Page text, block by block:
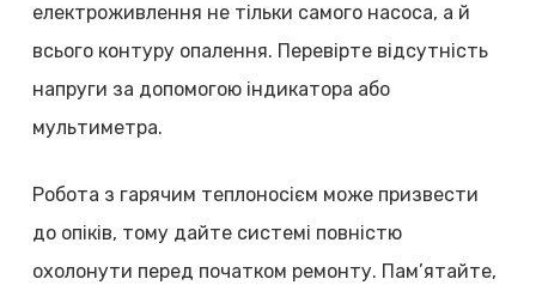
електроживлення не тільки самого насоса, а й
всього контуру опалення. Перевірте відсутність
напруги за допомогою індикатора або
мультиметра.
Робота з гарячим теплоносієм може призвести
до опіків, тому дайте системі повністю
охолонути перед початком ремонту. Пам’ятайте,